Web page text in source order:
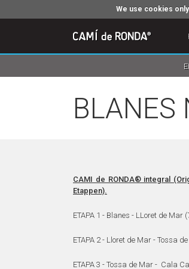
We use cookies
BLANES
CAMI de RONDA® integral
Etappen).
ETAPA 1 - Blanes - LLoret de Mar
ETAPA 2 - Lloret de Mar - Tossa
ETAPA 3 - Tossa de Mar - Cala